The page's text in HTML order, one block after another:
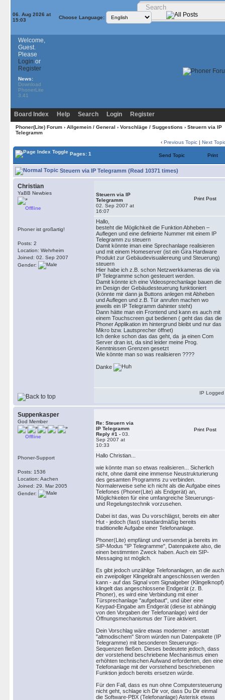
06. Aug 2026 at
15:03
Choose Language:
Welcome,
Guest.
Please
Login or
Register
News:
Download
PhonerLite
3.41
Board Index Help Search Login Register
Phoner(Lite) Forum› Allgemein / General › Vorschläge / Suggestions › Steuern via IP
Telegramm
‹ Previous Topic | Next
Pages: 1 Send Topic Print
Steuern via IP Telegramm (Read 10371 times)
Christian
YaBB Newbies
Offline
Phoner ist großartig!
Posts: 2
Location: Wehrheim
Joined: 02. Sep 2007
Gender:
Steuern via IP
Telegramm
02. Sep 2007 at
16:07
Print Post
Hallo,
besteht die Möglichkeit die Funktion Abheben –
Auflegen und eine definierte Nummer mit einem IP
Telegramm zu steuern
Damit könnte iman eine Sprechanlage realisieren
und mit einem Homeserver (ist ein Gira Hardware
Produkt zur Gebäudevisualiereung und Steuerung)
steuern
Hier habe ich z.B. schon Netzwerkkameras die via
IP Telegramme schon gesteuert werden.
Damit könnte ich eine Videosprechanlage bauen die
im Design der Gebäudesteuerung funktioniert
(könnte mir dann ja Buttons anlegen mit Abheben
und Auflegen und z.B. Tür anrufen machen wo
jeweils ein IP Telegramm dahinter steht)
Dann hätte man ein Frontend und kann es auch mit
einem Touchscreen gut bedienen ( geht das das die
Phoner Applikation im hintergrund bleibt und nur das
Mikro bzw. Lautsprecher öffnet)
Ich denke schon das das geht, da ja einen Com
Server dran ist, da sind leider meine Prog.
Kenntnissen Grenzen gesetzt
Wie könnte man so was realisieren ????
Danke
IP Logged
Suppenkasper
God Member
Offline
Phoner-Support
Posts: 1536
Location: Aachen
Joined: 29. Mar 2005
Gender:
Re: Steuern via
IP Telegramm
Reply #1 - 03.
Sep 2007 at
10:33
Print Post
Hallo Christian...
wie könnte man so etwas realisieren... Sicherlich
nicht, ohne damit eine immense Neustrukturierung
des gesamten Programms zu verbinden.
Normalerweise sehe ich nicht als die Aufgabe eines
Telefones (Phoner(Lite) als Endgerät) an,
Möglichkeiten für eine umfangreiche Steuerungs-
und Regelungstechnik vorzusehen.
Dabei ist das, was Du vorschlägst, bereits ein alter
Hut - jedoch (fast) standardmäßig bereits
traditionelle Aufgabe einer Telefonanlage.
Phoner(Lite) empfängt und versendet ja bereits im
SIP-Modus "IP Telegramme", Datenpakete also, die
einen bestimmten Zweck haben. Auch ein SIP-
Messaging ist möglich.
Es gibt jedoch unzählige Telefonanlagen, an die auch
ein zweipoliger Klingeldraht angeschlossen werden
kann - auf das Signal vom Signalgeber (Klingelknopf)
klingelt das angeschlossene Endgerät (z. B.
Phoner), es wird eine Verbindung mit einer
Türsprechanlage "aufgebaut", und über eine
Keypad-Eingabe am Endgerät (diese ist abhängig
von den Vorgaben der Telefonanlage) wird der
Öffnungsmechanismus der Türe aktiviert.
Dein Vorschlag wäre etwas moderner - anstatt
"altmodischem" Strom würden nun Datenpakete (IP
Telegramme) mit besonderen Steuerungs-
Sequenzen fließen. Dieses bedeutete jedoch, dass
der vorstehend beschriebene Mechanismus einen
erhöhten technischen Aufwand erforderten, den eine
Telefonanlage mit der vorstehend beschriebenen
Funktion jedoch bereits ersetzen würde.
Für den Fall, dass es nun ohne Computersteuerung
nicht geht, schlage ich Dir vor, dass Du Dir einmal
die Software-PBX (Telefonanlage) Asterisk etwas